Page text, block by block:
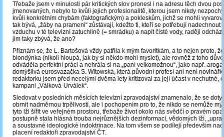
Třebaže jsem v minulosti pár kritických slov pronesl i na adresu těch dvou
jmenovaných, nebylo to kvůli jejich profesionalitě, kterou jsem nikdy
kvůli konkrétním chybám (faktografickým) a pokleskům, jichž se mohli
tak bývá, „žáby na prameni“ zůstávají, kdežto ti, kteří se potřebují nadechnout
vzduchu v té televizní zatuchlině (= smrádku) a napít čisté vody, raději
jim taky zbývá, že ano?
Přiznám se, že L. Bartošová vždy patřila k mým favoritkám, a to nejen proto,
blondýnka (nikoli hloupá, jak by si někdo mohl myslet), ale rovněž z toho
odváděla perfektní práci a nehrála si na „paní velkomožnou“, jako např.
domýšlivá eurosvazačka S. Witowská, která původní profesí ani není
redaktorku jsem před necelými dvěma lety kritizoval za její účast v nechutné,
kampani „Válková-Urválek“.
Sledovat v posledních měsících televizní zpravodajství znamenalo, že se
obrnit nadměrnou trpělivostí, ale i pochopením pro to, že nikdo se nemůže
tyto lži šířit ve veřejném prostoru, třebaže život okolo nás svědčí o pravém
postupně stala hlásná trouba nejrůznějších dezinformací, vědomých lží,
a soustavné ideologické indoktrinace. Na tom všem se podílejí především
placení redaktoři zpravodajství ČT.